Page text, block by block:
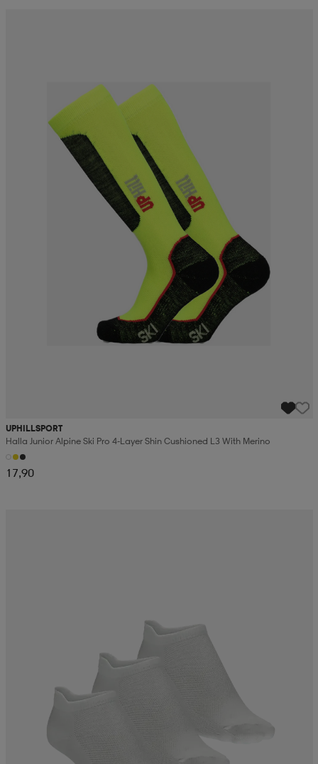
UPHILLSPORT
Halla Junior Alpine Ski Pro 4-Layer Shin Cushioned L3 With Merino
17,90